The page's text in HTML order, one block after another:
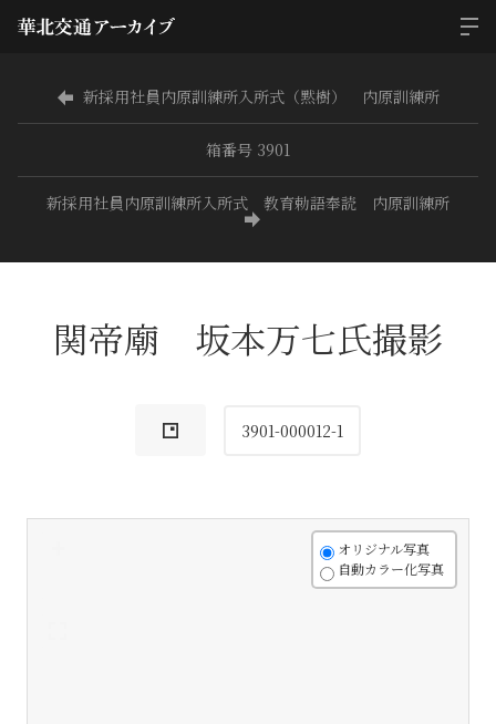
新採用社員内原訓練所入所式（黙樹） 内原訓練所
箱番号 3901
新採用社員内原訓練所入所式 教育勅語奉読 内原訓練所
関帝廟 坂本万七氏撮影
3901-000012-1
オリジナル写真
自動カラー化写真